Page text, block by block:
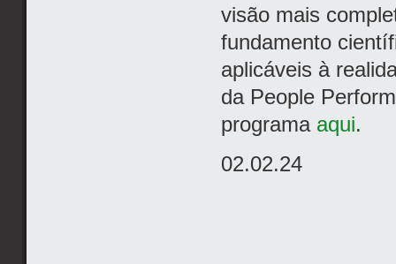
visão mais
fundamento
aplicáveis à
da People
programa aqui.
02.02.24